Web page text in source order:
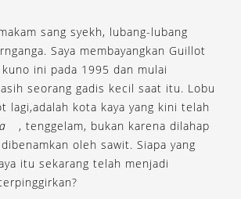
sang syekh, lubang-lubang
Saya membayangkan Guillot
ini pada 1995 dan mulai
seorang gadis kecil saat itu. Lobu
lagi,adalah kota kaya yang kini telah
, tenggelam, bukan karena dilahap
oleh sawit. Siapa yang
itu sekarang telah menjadi